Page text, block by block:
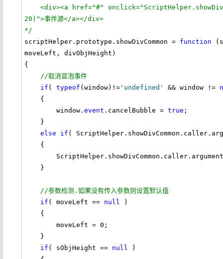
20)">事件源</a></div>
*/
scriptHelper.prototype.showDivCommon = function
moveLeft, divObjHeight)
{
//取消冒泡事件
if ( typeof (window)!= 'undefined' && window !=
        window.
event .cancelBubble = true ;
else
if (
//参数检测.如果没有传入参数则设置默认值
if ( moveLeft == null )
if ( sObjHeight == null )